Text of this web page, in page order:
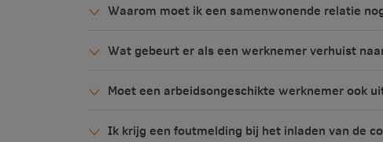
Waarom moet ik een samenwonende relatie
Wat gebeurt er als een werknemer verhuist
Moet een arbeidsongeschikte werknemer ook
Ik krijg een foutmelding bij het inladen van de